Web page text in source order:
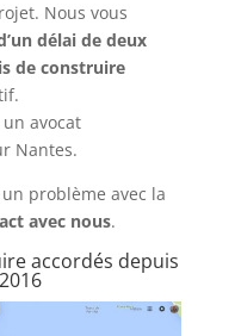
Nous vous
délai de deux
de construire
avocat
Nantes.
un problème avec la
avec nous.
accordés depuis